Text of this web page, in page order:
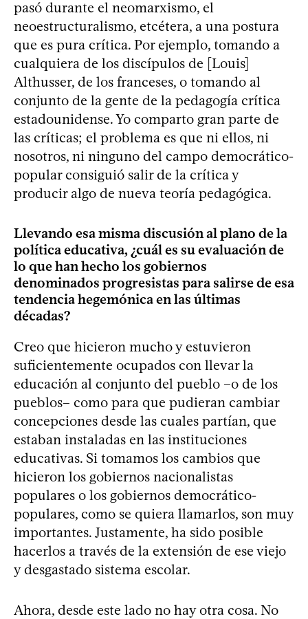
pasó durante el neomarxismo, el
neoestructuralismo, etcétera, a una postura
que es pura crítica. Por ejemplo, tomando a
cualquiera de los discípulos de [Louis]
Althusser, de los franceses, o tomando al
conjunto de la gente de la pedagogía crítica
estadounidense. Yo comparto gran parte de
las críticas; el problema es que ni ellos, ni
nosotros, ni ninguno del campo democrático-
popular consiguió salir de la crítica y
producir algo de nueva teoría pedagógica.
Llevando esa misma discusión al plano de la
política educativa, ¿cuál es su evaluación de
lo que han hecho los gobiernos
denominados progresistas para salirse de esa
tendencia hegemónica en las últimas
décadas?
Creo que hicieron mucho y estuvieron
suficientemente ocupados con llevar la
educación al conjunto del pueblo –o de los
pueblos– como para que pudieran cambiar
concepciones desde las cuales partían, que
estaban instaladas en las instituciones
educativas. Si tomamos los cambios que
hicieron los gobiernos nacionalistas
populares o los gobiernos democrático-
populares, como se quiera llamarlos, son muy
importantes. Justamente, ha sido posible
hacerlos a través de la extensión de ese viejo
y desgastado sistema escolar.
Ahora, desde este lado no hay otra cosa. No